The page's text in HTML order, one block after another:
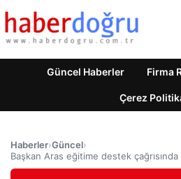
Güncel Haberler Firma
Çerez
Haberler›Güncel›
Başkan Aras eğitime destek